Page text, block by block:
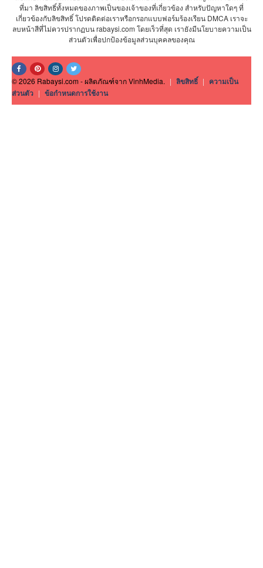
ที่มา ลิขสิทธิ์ทั้งหมดของภาพเป็นของเจ้าของที่เกี่ยวข้อง สำหรับปัญหาใดๆ ที่
เกี่ยวข้องกับลิขสิทธิ์ โปรดติดต่อเราหรือกรอกแบบฟอร์มร้องเรียน DMCA เราจะ
ลบหน้าสีที่ไม่ควรปรากฏบน rabaysi.com โดยเร็วที่สุด เรายังมีนโยบายความเป็น
ส่วนตัวเพื่อปกป้องข้อมูลส่วนบุคคลของคุณ
© 2026 Rabaysi.com - ผลิตภัณฑ์จาก VinhMedia. | ลิขสิทธิ์ | ความเป็น
ส่วนตัว | ข้อกำหนดการใช้งาน